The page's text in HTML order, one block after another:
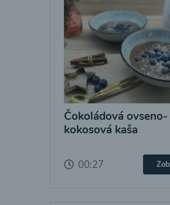
Čokoládová ovseno-
kokosová kaša
00:27